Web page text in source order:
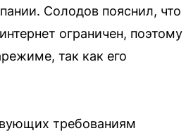
Солодов пояснил, что
ограничен, поэтому
так как его
требованиям